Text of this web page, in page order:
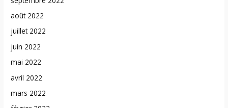
août 2022
juillet 2022
juin 2022
mai 2022
avril 2022
mars 2022